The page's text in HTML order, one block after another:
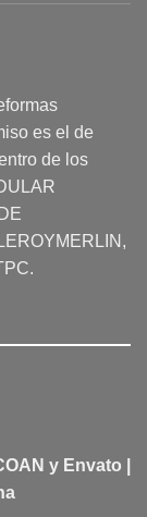
es el de
de los
y Envato |